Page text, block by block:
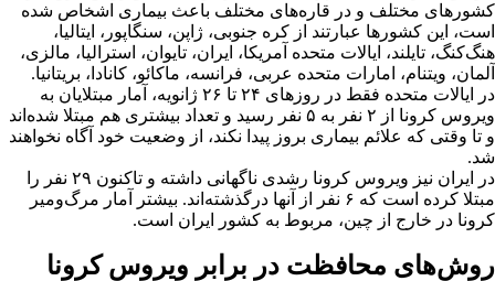
کشورهای مختلف و در قاره‌های مختلف باعث بیماری اشخاص شده
است، این کشورها عبارتند از کره جنوبی، ژاپن، سنگاپور، ایتالیا،
هنگ‌کنگ، تایلند، ایالات متحده آمریکا، ایران، تایوان، استرالیا، مالزی،
آلمان، ویتنام، امارات متحده عربی، فرانسه، ماکائو، کانادا، بریتانیا.
در ایالات متحده فقط در روزهای ۲۴ تا ۲۶ ژانویه، آمار مبتلایان به
ویروس کرونا از ۲ نفر به ۵ نفر رسید و تعداد بیشتری هم مبتلا شده‌اند
و تا وقتی که علائم بیماری بروز پیدا نکند، از وضعیت خود آگاه نخواهند
شد.
در ایران نیز ویروس کرونا رشدی ناگهانی داشته و تاکنون ۲۹ نفر را
مبتلا کرده است که ۶ نفر از آنها درگذشته‌اند. بیشتر آمار مرگ‌ومیر
کرونا در خارج از چین، مربوط به کشور ایران است.
روش‌های محافظت در برابر ویروس کرونا